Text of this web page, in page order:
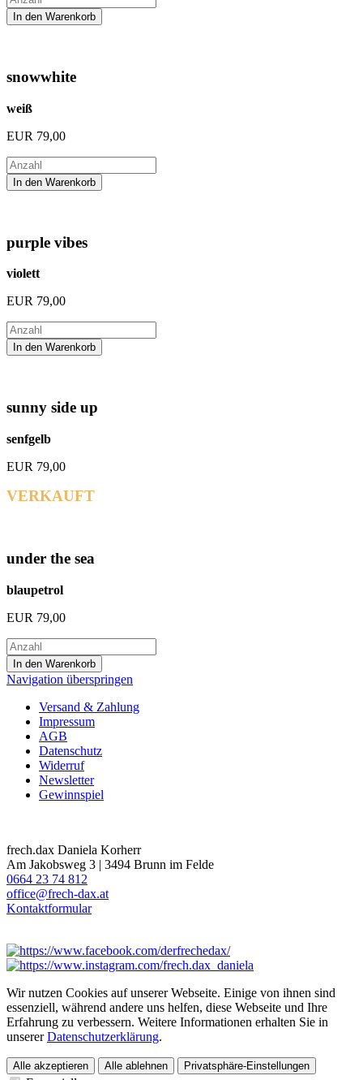
snowwhite
weiß
EUR 79,00
purple vibes
violett
EUR 79,00
sunny side up
senfgelb
EUR 79,00
VERKAUFT
under the sea
blaupetrol
EUR 79,00
Navigation überspringen
Versand & Zahlung
Impressum
AGB
Datenschutz
Widerruf
Newsletter
Gewinnspiel
frech.dax Daniela Korherr
Am Jakobsweg 3 | 3494 Brunn im Felde
0664 23 74 812
office@frech-dax.at
Kontaktformular
Wir nutzen Cookies auf unserer Webseite. Einige von ihnen sind
essenziell, während andere uns helfen, diese Webseite und Ihre
Erfahrung zu verbessern. Weitere Informationen erhalten Sie in
unsererDatenschutzerklärung.
Alle akzeptieren Alle ablehnen Privatsphäre-Einstellungen